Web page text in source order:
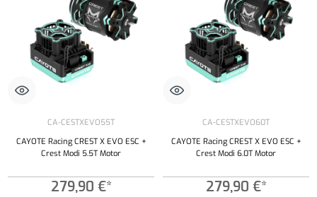
CA-CESTXEVO55T
CAYOTE Racing CREST X EVO ESC +
Crest Modi 5.5T Motor
279,90 €*
CA-CESTXEVO60T
CAYOTE Racing CREST X EVO ESC +
Crest Modi 6.0T Motor
279,90 €*